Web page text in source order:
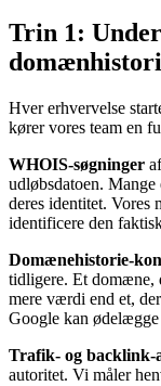
Trin 1:
Hver erhvervelse
kører vores team en
WHOIS-søgninger
udløbsdatoen.
deres identitet.
identificere den
Domænehistorie-
tidligere. Et domæne,
mere værdi end et,
Google kan
Trafik- og backlink-
autoritet. Vi måler